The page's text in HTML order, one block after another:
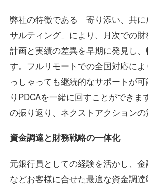
弊社の特徴である「寄り添い、共
サルティング」により、月次での財
計画と実績の差異を早期に発見し、
す。フルリモートでの全国対応に
っしゃっても継続的なサポートが
りPDCAを一緒に回すことができま
の振り返り、ネクストアクションの
資金調達と財務戦略の一体化
元銀行員としての経験を活かし、
などお客様に合せた最適な資金調達